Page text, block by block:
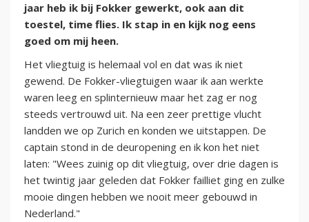
jaar heb ik bij Fokker gewerkt, ook aan dit
toestel, time flies. Ik stap in en kijk nog eens
goed om mij heen.
Het vliegtuig is helemaal vol en dat was ik niet
gewend. De Fokker-vliegtuigen waar ik aan werkte
waren leeg en splinternieuw maar het zag er nog
steeds vertrouwd uit. Na een zeer prettige vlucht
landden we op Zurich en konden we uitstappen. De
captain stond in de deuropening en ik kon het niet
laten: "Wees zuinig op dit vliegtuig, over drie dagen is
het twintig jaar geleden dat Fokker failliet ging en zulke
mooie dingen hebben we nooit meer gebouwd in
Nederland."